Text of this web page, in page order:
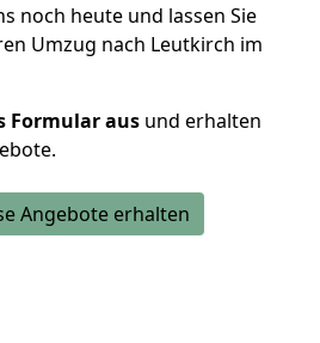
noch heute und lassen Sie
Umzug nach Leutkirch im
Formular aus und erhalten
Angebote erhalten